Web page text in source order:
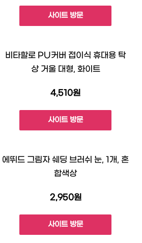
사이트 방문
비타할로 PU커버 접이식 휴대용 탁
상 거울 대형, 화이트
4,510원
사이트 방문
에뛰드 그림자 쉐딩 브러쉬 눈, 1개, 혼
합색상
2,950원
사이트 방문